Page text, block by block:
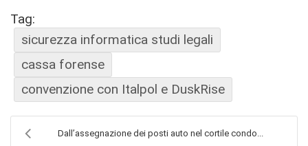
Tag:
sicurezza informatica studi legali
cassa forense
convenzione con Italpol e DuskRise
Dall’assegnazione dei posti auto nel cortile condo...